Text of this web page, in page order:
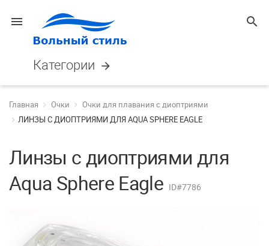
menu search
Категории arrow_forward
Главная Очки
Очки для плавания с диоптриями
ЛИНЗЫ С ДИОПТРИЯМИ ДЛЯ AQUA SPHERE EAGLE
Линзы с диоптриями для
Aqua Sphere Eagle ID#7786